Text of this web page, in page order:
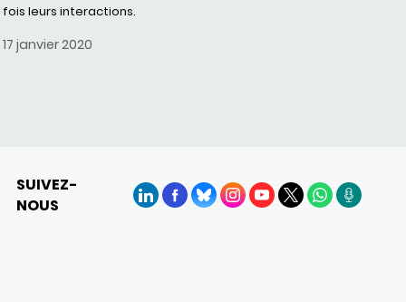
fois leurs interactions.
17 janvier 2020
SUIVEZ-
NOUS
LinkedInFacebook
BlueSkyInstagram
YouTube
X WhatsApp
Podcasts